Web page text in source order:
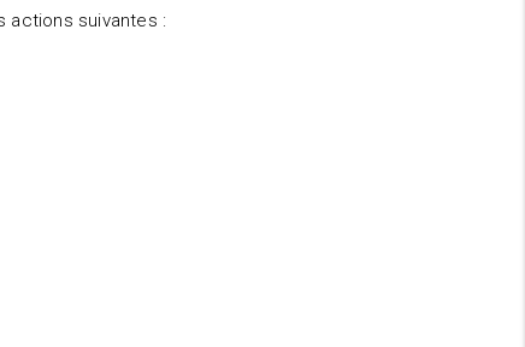
actions suivantes :